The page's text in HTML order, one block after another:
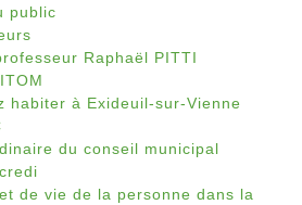
public
Raphaël PITTI
habiter à Exideuil-sur-Vienne
du conseil municipal
de vie de la personne dans la